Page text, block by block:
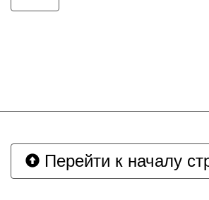
Перейти к началу